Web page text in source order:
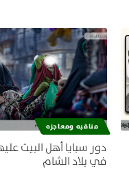
مناقبه ومعاجزه
دور سبايا أهل البيت
في بلاد الشام